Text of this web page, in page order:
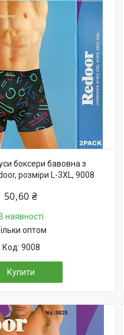
боксери бавовна з
розміри L-3XL, 9008
50,60 ₴
В наявності
оптом
9008
Купити